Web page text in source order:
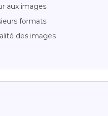
aux images
formats
des images